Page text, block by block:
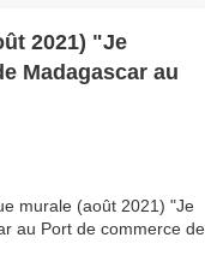
2021) "Je
Madagascar au